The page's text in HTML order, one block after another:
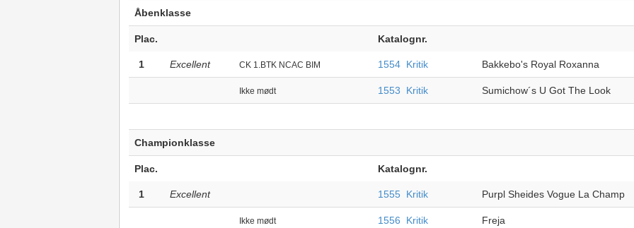
Åbenklasse
Plac. Katalognr.
1 Excellent CK 1.BTK NCAC BIM 1554 Kritik Bakkebo's Royal Roxanna
Ikke mødt 1553 Kritik Sumichow´s U Got The Look
Championklasse
Plac. Katalognr.
1 Excellent 1555 Kritik Purpl Sheides Vogue La Champ
Ikke mødt 1556 Kritik Freja